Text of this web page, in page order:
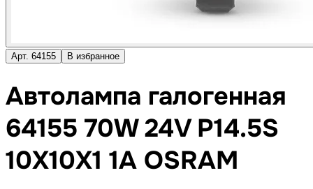
Арт. 64155 В избранное
Автолампа галогенная
64155 70W 24V P14.5S
10X10X1 1A OSRAM